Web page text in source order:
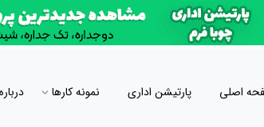
اصلی پارتیشن اداری نمونه کارها